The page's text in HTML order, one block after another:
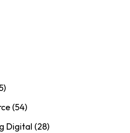
(54)
Digital (28)